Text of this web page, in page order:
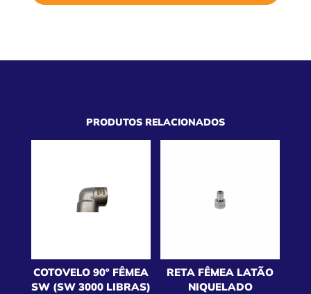
PRODUTOS RELACIONADOS
COTOVELO 90º FÊMEA
SW (SW 3000 LIBRAS)
RETA FÊMEA LATÃO
NIQUELADO